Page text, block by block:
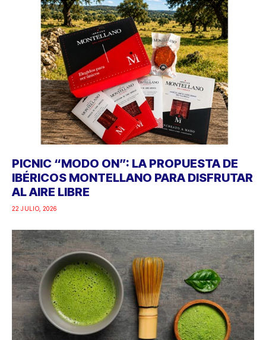
PICNIC “MODO ON”: LA PROPUESTA DE
IBÉRICOS MONTELLANO PARA DISFRUTAR
AL AIRE LIBRE
22 JULIO, 2026